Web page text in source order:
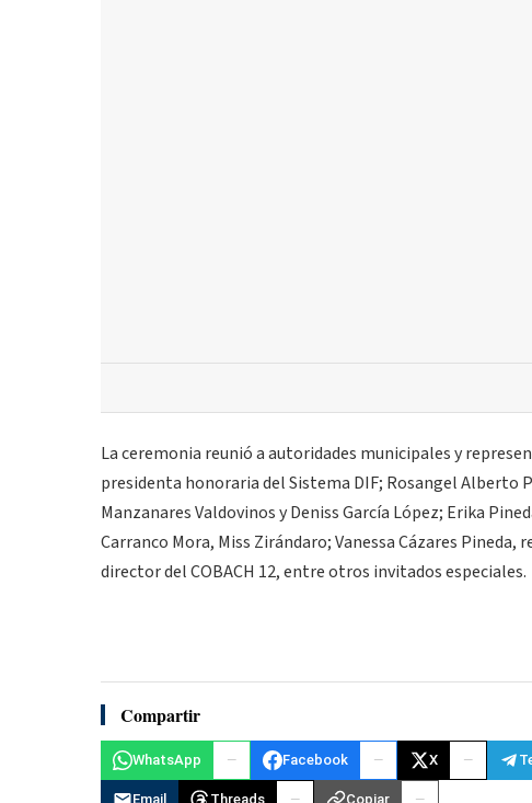
La ceremonia reunió a autoridades municipales y
presidenta honoraria del Sistema DIF; Rosangel Alberto
Manzanares Valdovinos y Deniss García López; Erika
Carranco Mora, Miss Zirándaro; Vanessa Cázares
director del COBACH 12, entre otros invitados especiales.
Compartir
WhatsApp Facebook X
Email Threads Copiar